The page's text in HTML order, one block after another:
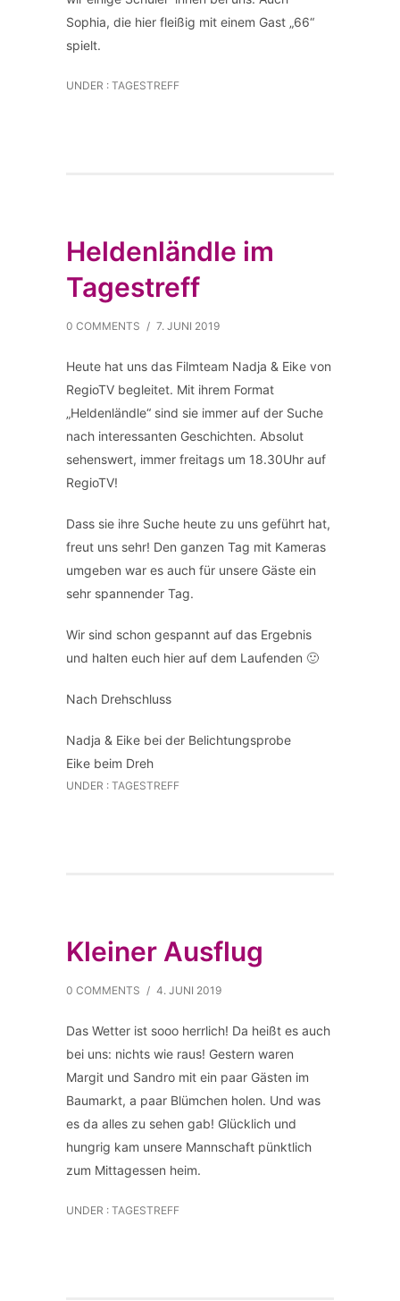
Sophia, die hier fleißig mit einem Gast „66“
spielt.
UNDER : TAGESTREFF
Heldenländle im
Tagestreff
0 COMMENTS / 7. JUNI 2019
Heute hat uns das Filmteam Nadja & Eike von
RegioTV begleitet. Mit ihrem Format
„Heldenländle“ sind sie immer auf der Suche
nach interessanten Geschichten. Absolut
sehenswert, immer freitags um 18.30Uhr auf
RegioTV!
Dass sie ihre Suche heute zu uns geführt hat,
freut uns sehr! Den ganzen Tag mit Kameras
umgeben war es auch für unsere Gäste ein
sehr spannender Tag.
Wir sind schon gespannt auf das Ergebnis
und halten euch hier auf dem Laufenden 🙂
Nach Drehschluss
Nadja & Eike bei der Belichtungsprobe
Eike beim Dreh
UNDER : TAGESTREFF
Kleiner Ausflug
0 COMMENTS / 4. JUNI 2019
Das Wetter ist sooo herrlich! Da heißt es auch
bei uns: nichts wie raus! Gestern waren
Margit und Sandro mit ein paar Gästen im
Baumarkt, a paar Blümchen holen. Und was
es da alles zu sehen gab! Glücklich und
hungrig kam unsere Mannschaft pünktlich
zum Mittagessen heim.
UNDER : TAGESTREFF